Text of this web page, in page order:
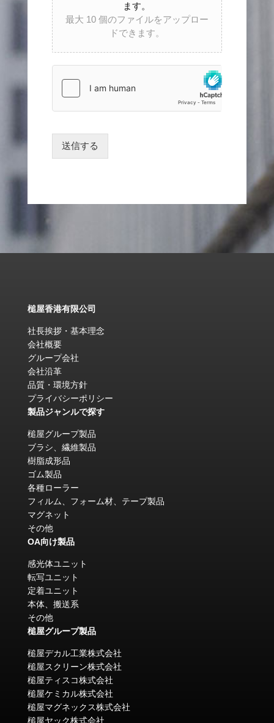
ます。
最大 10 個のファイルをアップロー
ドできます。
送信する
槌屋香港有限公司
社長挨拶・基本理念
会社概要
グループ会社
会社沿革
品質・環境方針
プライバシーポリシー
製品ジャンルで探す
槌屋グループ製品
ブラシ、繊維製品
樹脂成形品
ゴム製品
各種ローラー
フィルム、フォーム材、テープ製品
マグネット
その他
OA向け製品
感光体ユニット
転写ユニット
定着ユニット
本体、搬送系
その他
槌屋グループ製品
槌屋デカル工業株式会社
槌屋スクリーン株式会社
槌屋ティスコ株式会社
槌屋ケミカル株式会社
槌屋マグネックス株式会社
槌屋ヤック株式会社